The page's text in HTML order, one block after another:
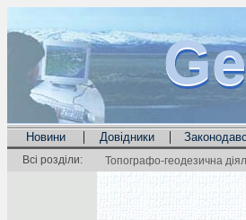
Новини | Довідники |
Всі розділи: Топографо-геодезична